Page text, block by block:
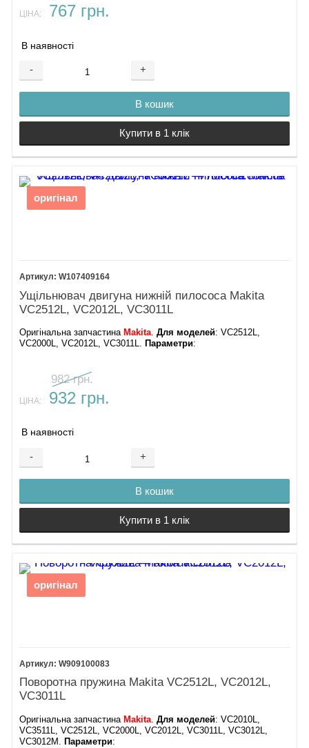
ЦІНА: 767 грн.
В наявності
- +
В кошик
Купити в 1 клік
оригінал
W107409164
Ущільнювач двигуна нижній пилососа Makita
VC2512L, VC2012L, VC3011L
Оригінальна запчастина Makita.Для моделей: VC2512L,
VC2000L, VC2012L, VC3011L. Параметри:
982 грн.
ЦІНА: 932 грн.
В наявності
- +
В кошик
Купити в 1 клік
оригінал
W909100083
Поворотна пружина Makita VC2512L, VC2012L,
VC3011L
Оригінальна запчастина Makita.Для моделей: VC2010L,
VC3511L, VC2512L, VC2000L, VC2012L, VC3011L, VC3012L,
VC3012M. Параметри: